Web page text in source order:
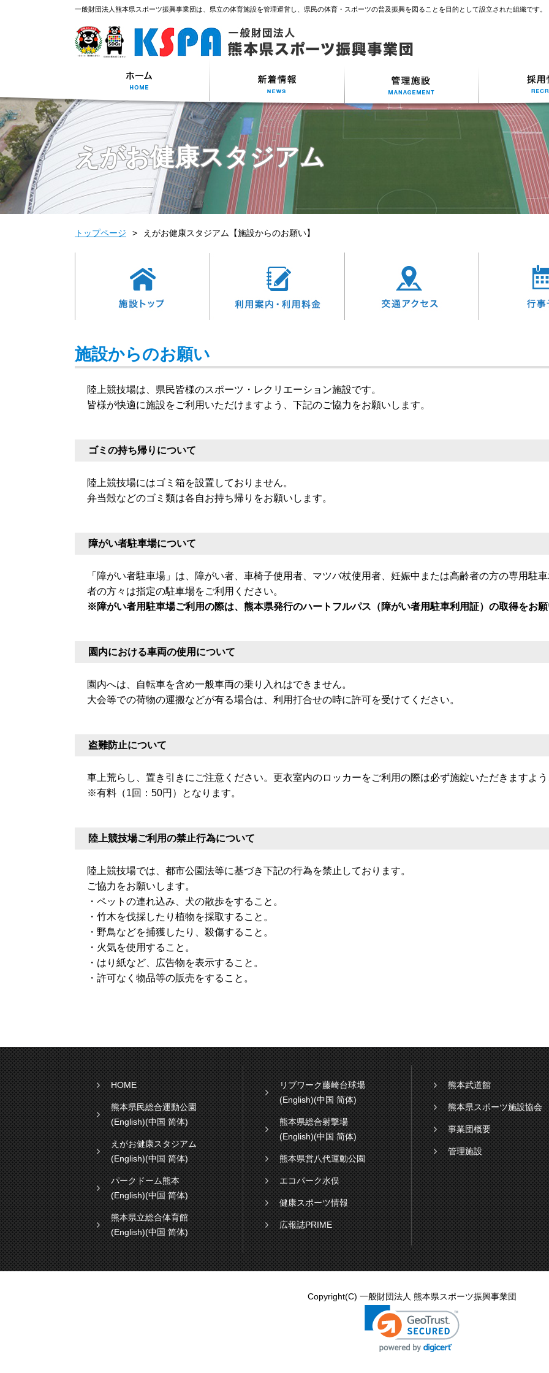
一般財団法人熊本県スポーツ振興事業団は、県立の体育施設を管理運営し、県民の体育・スポーツの普及振興を図ることを目的として設立された組織です。
えがお健康スタジアム
トップページ えがお健康スタジアム【施設からのお願い】
施設からのお願い
陸上競技場は、県民皆様のスポーツ・レクリエーション施設です。
皆様が快適に施設をご利用いただけますよう、下記のご協力をお願いします。
ゴミの持ち帰りについて
陸上競技場にはゴミ箱を設置しておりません。
弁当殻などのゴミ類は各自お持ち帰りをお願いします。
障がい者駐車場について
「障がい者駐車場」は、障がい者、車椅子使用者、マツバ杖使用者、妊娠中または高齢者の方の専用駐
者の方々は指定の駐車場をご利用ください。
※障がい者用駐車場ご利用の際は、熊本県発行のハートフルパス（障がい者用駐車利用証）の取得をお
園内における車両の使用について
園内へは、自転車を含め一般車両の乗り入れはできません。
大会等での荷物の運搬などが有る場合は、利用打合せの時に許可を受けてください。
盗難防止について
車上荒らし、置き引きにご注意ください。更衣室内のロッカーをご利用の際は必ず施錠いただきますよ
※有料（1回：50円）となります。
陸上競技場ご利用の禁止行為について
陸上競技場では、都市公園法等に基づき下記の行為を禁止しております。
ご協力をお願いします。
・ペットの連れ込み、犬の散歩をすること。
・竹木を伐採したり植物を採取すること。
・野鳥などを捕獲したり、殺傷すること。
・火気を使用すること。
・はり紙など、広告物を表示すること。
・許可なく物品等の販売をすること。
HOME
熊本県民総合運動公園
(English)(中国 简体)
えがお健康スタジアム
(English)(中国 简体)
パークドーム熊本
(English)(中国 简体)
熊本県立総合体育館
(English)(中国 简体)
リブワーク藤崎台球場
(English)(中国 简体)
熊本県総合射撃場
(English)(中国 简体)
熊本県営八代運動公園
エコパーク水俣
健康スポーツ情報
広報誌PRIME
熊本武道館
熊本県スポーツ施設協会
事業団概要
管理施設
Copyright(C) 一般財団法人 熊本県スポーツ振興事業団